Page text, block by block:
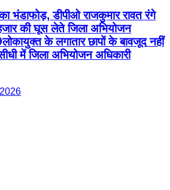
भंडाफोड़, डीपीओ राजकुमार रावत रंगे
की घूस लेते जिला अभियोजन
के लगातार छापों के बावजूद नहीं
में जिला अभियोजन अधिकारी